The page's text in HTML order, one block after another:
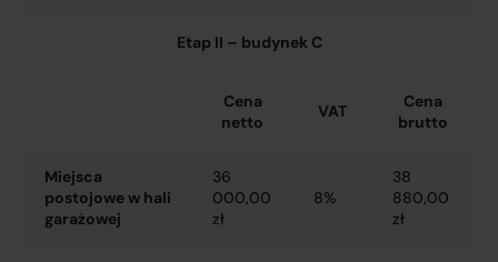
Etap II – budynek C
Cena
netto
VAT
Cena
brutto
Miejsca
postojowe w hali
garażowej
36
000,00
zł
8%
38
880,00
zł